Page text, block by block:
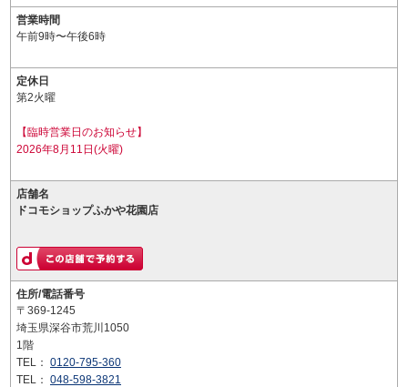
営業時間
午前9時〜午後6時
定休日
第2火曜
【臨時営業日のお知らせ】
2026年8月11日(火曜)
店舗名
ドコモショップふかや花園店
住所/電話番号
〒369-1245
埼玉県深谷市荒川1050
1階
TEL： 0120-795-360
TEL： 048-598-3821